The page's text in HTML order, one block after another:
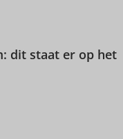
dit staat er op het